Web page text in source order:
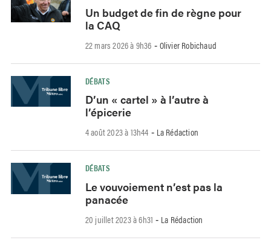
Un budget de fin de règne pour
la CAQ
22 mars 2026 à 9h36 - Olivier Robichaud
DÉBATS
D’un « cartel » à l’autre à
l’épicerie
4 août 2023 à 13h44 - La Rédaction
DÉBATS
Le vouvoiement n’est pas la
panacée
20 juillet 2023 à 6h31 - La Rédaction